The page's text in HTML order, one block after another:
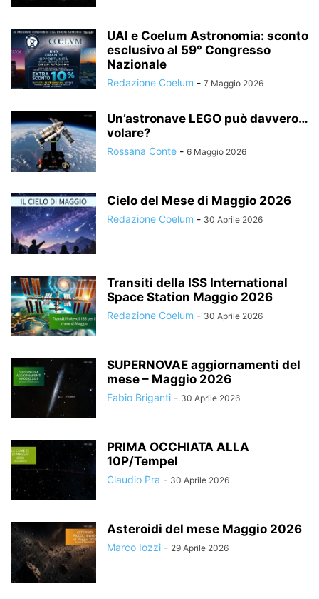
UAI e Coelum Astronomia: sconto
esclusivo al 59° Congresso
Nazionale
Redazione Coelum - 7 Maggio 2026
Un’astronave LEGO può davvero…
volare?
Rossana Conte - 6 Maggio 2026
Cielo del Mese di Maggio 2026
Redazione Coelum - 30 Aprile 2026
Transiti della ISS International
Space Station Maggio 2026
Redazione Coelum - 30 Aprile 2026
SUPERNOVAE aggiornamenti del
mese – Maggio 2026
Fabio Briganti - 30 Aprile 2026
PRIMA OCCHIATA ALLA
10P/Tempel
Claudio Pra - 30 Aprile 2026
Asteroidi del mese Maggio 2026
Marco Iozzi - 29 Aprile 2026